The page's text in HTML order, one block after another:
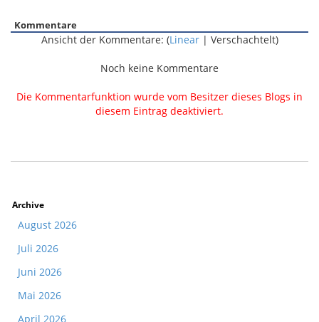
Kommentare
Ansicht der Kommentare: (Linear| Verschachtelt)
Noch keine Kommentare
Die Kommentarfunktion wurde vom Besitzer dieses Blogs in
diesem Eintrag deaktiviert.
Archive
August 2026
Juli 2026
Juni 2026
Mai 2026
April 2026